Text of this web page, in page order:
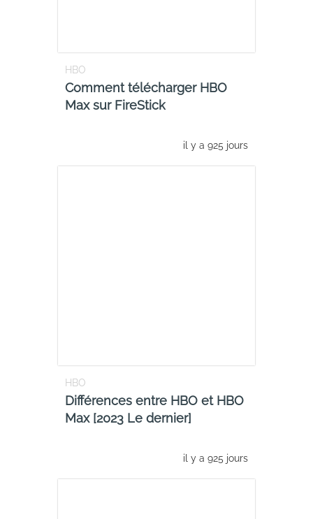
HBO
Comment télécharger HBO
Max sur FireStick
il y a 925 jours
HBO
Différences entre HBO et HBO
Max [2023 Le dernier]
il y a 925 jours